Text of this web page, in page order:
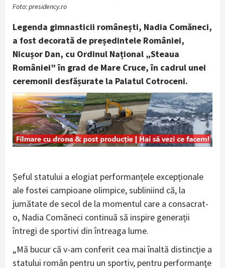
Foto: presidency.ro
Legenda gimnasticii românești, Nadia Comăneci,
a fost decorată de președintele României,
Nicușor Dan, cu Ordinul Național „Steaua
României” în grad de Mare Cruce, în cadrul unei
ceremonii desfășurate la Palatul Cotroceni.
Șeful statului a elogiat performanțele excepționale
ale fostei campioane olimpice, subliniind că, la
jumătate de secol de la momentul care a consacrat-
o, Nadia Comăneci continuă să inspire generații
întregi de sportivi din întreaga lume.
„Mă bucur că v-am conferit cea mai înaltă distincţie a
statului român pentru un sportiv, pentru performanţe